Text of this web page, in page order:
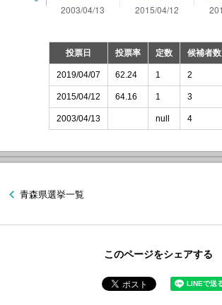
投票日 投票率 定数 候補者数
2019/04/07 62.24 1 2
2015/04/12 64.16 1 3
2003/04/13 null 4
青森県選挙一覧
このページをシェアする